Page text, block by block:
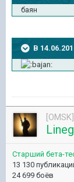
баян
В
[OMSK]
Старший бета-
13 130
24 699 боёв